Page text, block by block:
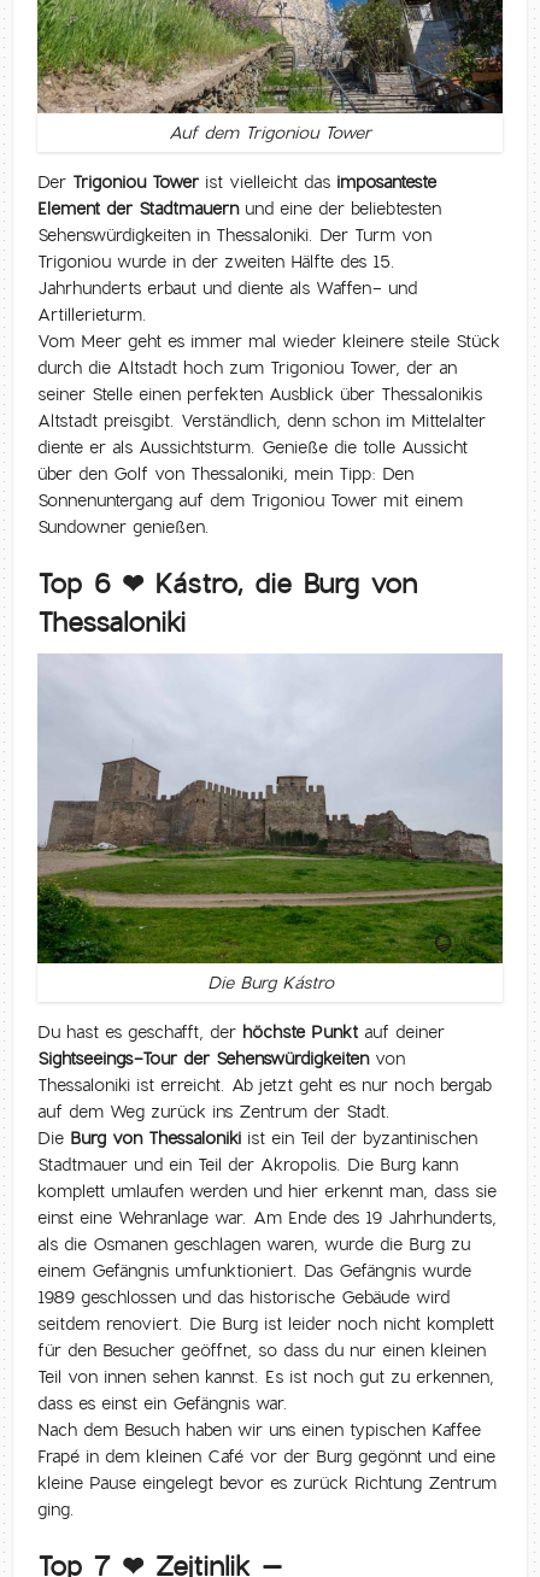
Auf dem Trigoniou Tower
Der Trigoniou Tower ist vielleicht das imposanteste
Element der Stadtmauernund eine der beliebtesten
Sehenswürdigkeiten in Thessaloniki. Der Turm von
Trigoniou wurde in der zweiten Hälfte des 15.
Jahrhunderts erbaut und diente als Waffen- und
Artillerieturm.
Vom Meer geht es immer mal wieder kleinere steile Stück
durch die Altstadt hoch zum Trigoniou Tower, der an
seiner Stelle einen perfekten Ausblick über Thessalonikis
Altstadt preisgibt. Verständlich, denn schon im Mittelalter
diente er als Aussichtsturm. Genieße die tolle Aussicht
über den Golf von Thessaloniki, mein Tipp: Den
Sonnenuntergang auf dem Trigoniou Tower mit einem
Sundowner genießen.
Top 6 ❤ Kástro, die Burg von
Thessaloniki
Die Burg Kástro
Du hast es geschafft, der höchste Punkt auf deiner
Sightseeings-Tour der Sehenswürdigkeitenvon
Thessaloniki ist erreicht. Ab jetzt geht es nur noch bergab
auf dem Weg zurück ins Zentrum der Stadt.
Die Burg von Thessaloniki ist ein Teil der byzantinischen
Stadtmauer und ein Teil der Akropolis. Die Burg kann
komplett umlaufen werden und hier erkennt man, dass sie
einst eine Wehranlage war. Am Ende des 19 Jahrhunderts,
als die Osmanen geschlagen waren, wurde die Burg zu
einem Gefängnis umfunktioniert. Das Gefängnis wurde
1989 geschlossen und das historische Gebäude wird
seitdem renoviert. Die Burg ist leider noch nicht komplett
für den Besucher geöffnet, so dass du nur einen kleinen
Teil von innen sehen kannst. Es ist noch gut zu erkennen,
dass es einst ein Gefängnis war.
Nach dem Besuch haben wir uns einen typischen Kaffee
Frapé in dem kleinen Café vor der Burg gegönnt und eine
kleine Pause eingelegt bevor es zurück Richtung Zentrum
ging.
Top 7 ❤ Zejtinlik –